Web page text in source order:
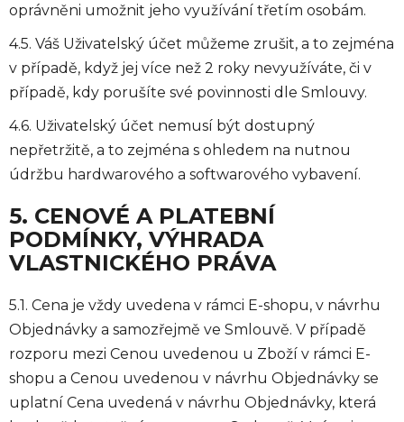
oprávněni umožnit jeho využívání třetím osobám.
4.5. Váš Uživatelský účet můžeme zrušit, a to zejména
v případě, když jej více než 2 roky nevyužíváte, či v
případě, kdy porušíte své povinnosti dle Smlouvy.
4.6. Uživatelský účet nemusí být dostupný
nepřetržitě, a to zejména s ohledem na nutnou
údržbu hardwarového a softwarového vybavení.
5. CENOVÉ A PLATEBNÍ
PODMÍNKY, VÝHRADA
VLASTNICKÉHO PRÁVA
5.1. Cena je vždy uvedena v rámci E-shopu, v návrhu
Objednávky a samozřejmě ve Smlouvě. V případě
rozporu mezi Cenou uvedenou u Zboží v rámci E-
shopu a Cenou uvedenou v návrhu Objednávky se
uplatní Cena uvedená v návrhu Objednávky, která